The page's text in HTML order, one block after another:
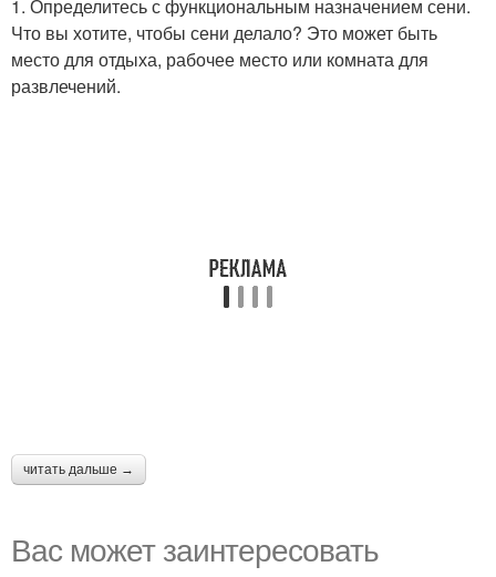
1. Определитесь с функциональным назначением сени.
Что вы хотите, чтобы сени делало? Это может быть
место для отдыха, рабочее место или комната для
развлечений.
читать дальше →
Вас может заинтересовать